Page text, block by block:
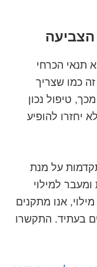
הצביעה
תנאי הכרחי
כמו שצריך
טיפול נכון
יחזרו להופיע
על מנת
למילוי
אנו מתקנים
בעתיד. התקשרו